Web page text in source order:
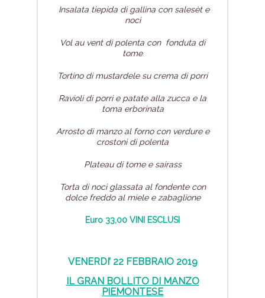
Insalata tiepida di gallina con salesèt e
noci
Vol au vent di polenta con fonduta di
tome
Tortino di mustardele su crema di porri
Ravioli di porri e patate alla zucca e la
toma erborinata
Arrosto di manzo al forno con verdure e
crostoni di polenta
Plateau di tome e sairass
Torta di noci glassata al fondente con
dolce freddo al miele e zabaglione
Euro 33,00 VINI ESCLUSI
VENERDI’ 22 FEBBRAIO 2019
IL GRAN BOLLITO DI MANZO
PIEMONTESE